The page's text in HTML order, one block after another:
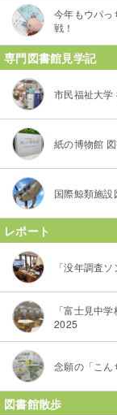
今年もウパっ
戦！
専門図書館見学記
市民福祉大学
紙の博物館
国際鯨類施設
レポート
「没年調査
「富士見中
2025
念願の「こん
図書館散歩